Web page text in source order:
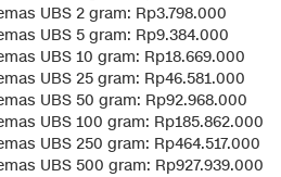
UBS 2 gram: Rp3.798.000
UBS 5 gram: Rp9.384.000
UBS 10 gram: Rp18.669.000
UBS 25 gram: Rp46.581.000
UBS 50 gram: Rp92.968.000
UBS 100 gram: Rp185.862.000
UBS 250 gram: Rp464.517.000
UBS 500 gram: Rp927.939.000